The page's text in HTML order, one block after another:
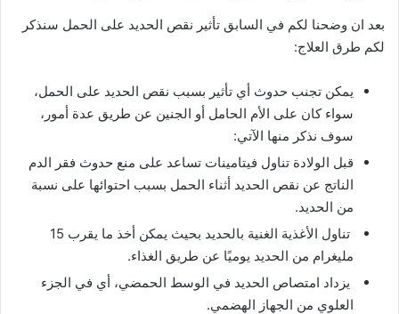
بعد ان وضحنا لكم في السابق تأثير نقص الحديد على الحمل سنذكر
لكم طرق العلاج:
يمكن تجنب حدوث أي تأثير بسبب نقص الحديد على الحمل،
سواء كان على الأم الحامل أو الجنين عن طريق عدة أمور،
سوف نذكر منها الآتي:
قبل الولادة تناول فيتامينات تساعد على منع حدوث فقر الدم
الناتج عن نقص الحديد أثناء الحمل بسبب احتوائها على نسبة
من الحديد.
تناول الأغذية الغنية بالحديد بحيث يمكن أخذ ما يقرب 15
مليغرام من الحديد يوميًا عن طريق الغذاء.
يزداد امتصاص الحديد في الوسط الحمضي، أي في الجزء
العلوي من الجهاز الهضمي.